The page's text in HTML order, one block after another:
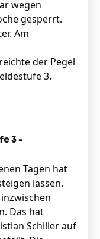
wegen
gesperrt.
Am
der Pegel
3.
3 -
Tagen hat
lassen.
Das hat
Schiller auf